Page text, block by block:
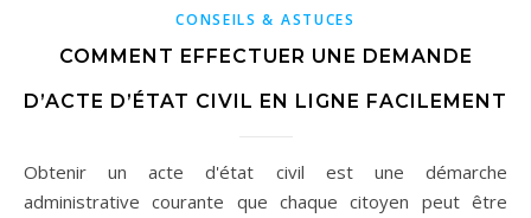
CONSEILS & ASTUCES
COMMENT EFFECTUER UNE DEMANDE
D’ACTE D’ÉTAT CIVIL EN LIGNE FACILEMENT
Obtenir un acte d'état civil est une démarche
administrative courante que chaque citoyen peut être